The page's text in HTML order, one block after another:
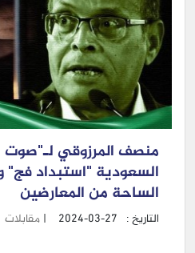
منصف المرزوقي لـ"صوت
السعودية "استبداد فج"
الساحة من المعارضين
التاريخ : 2024-03-27
| مقابلات